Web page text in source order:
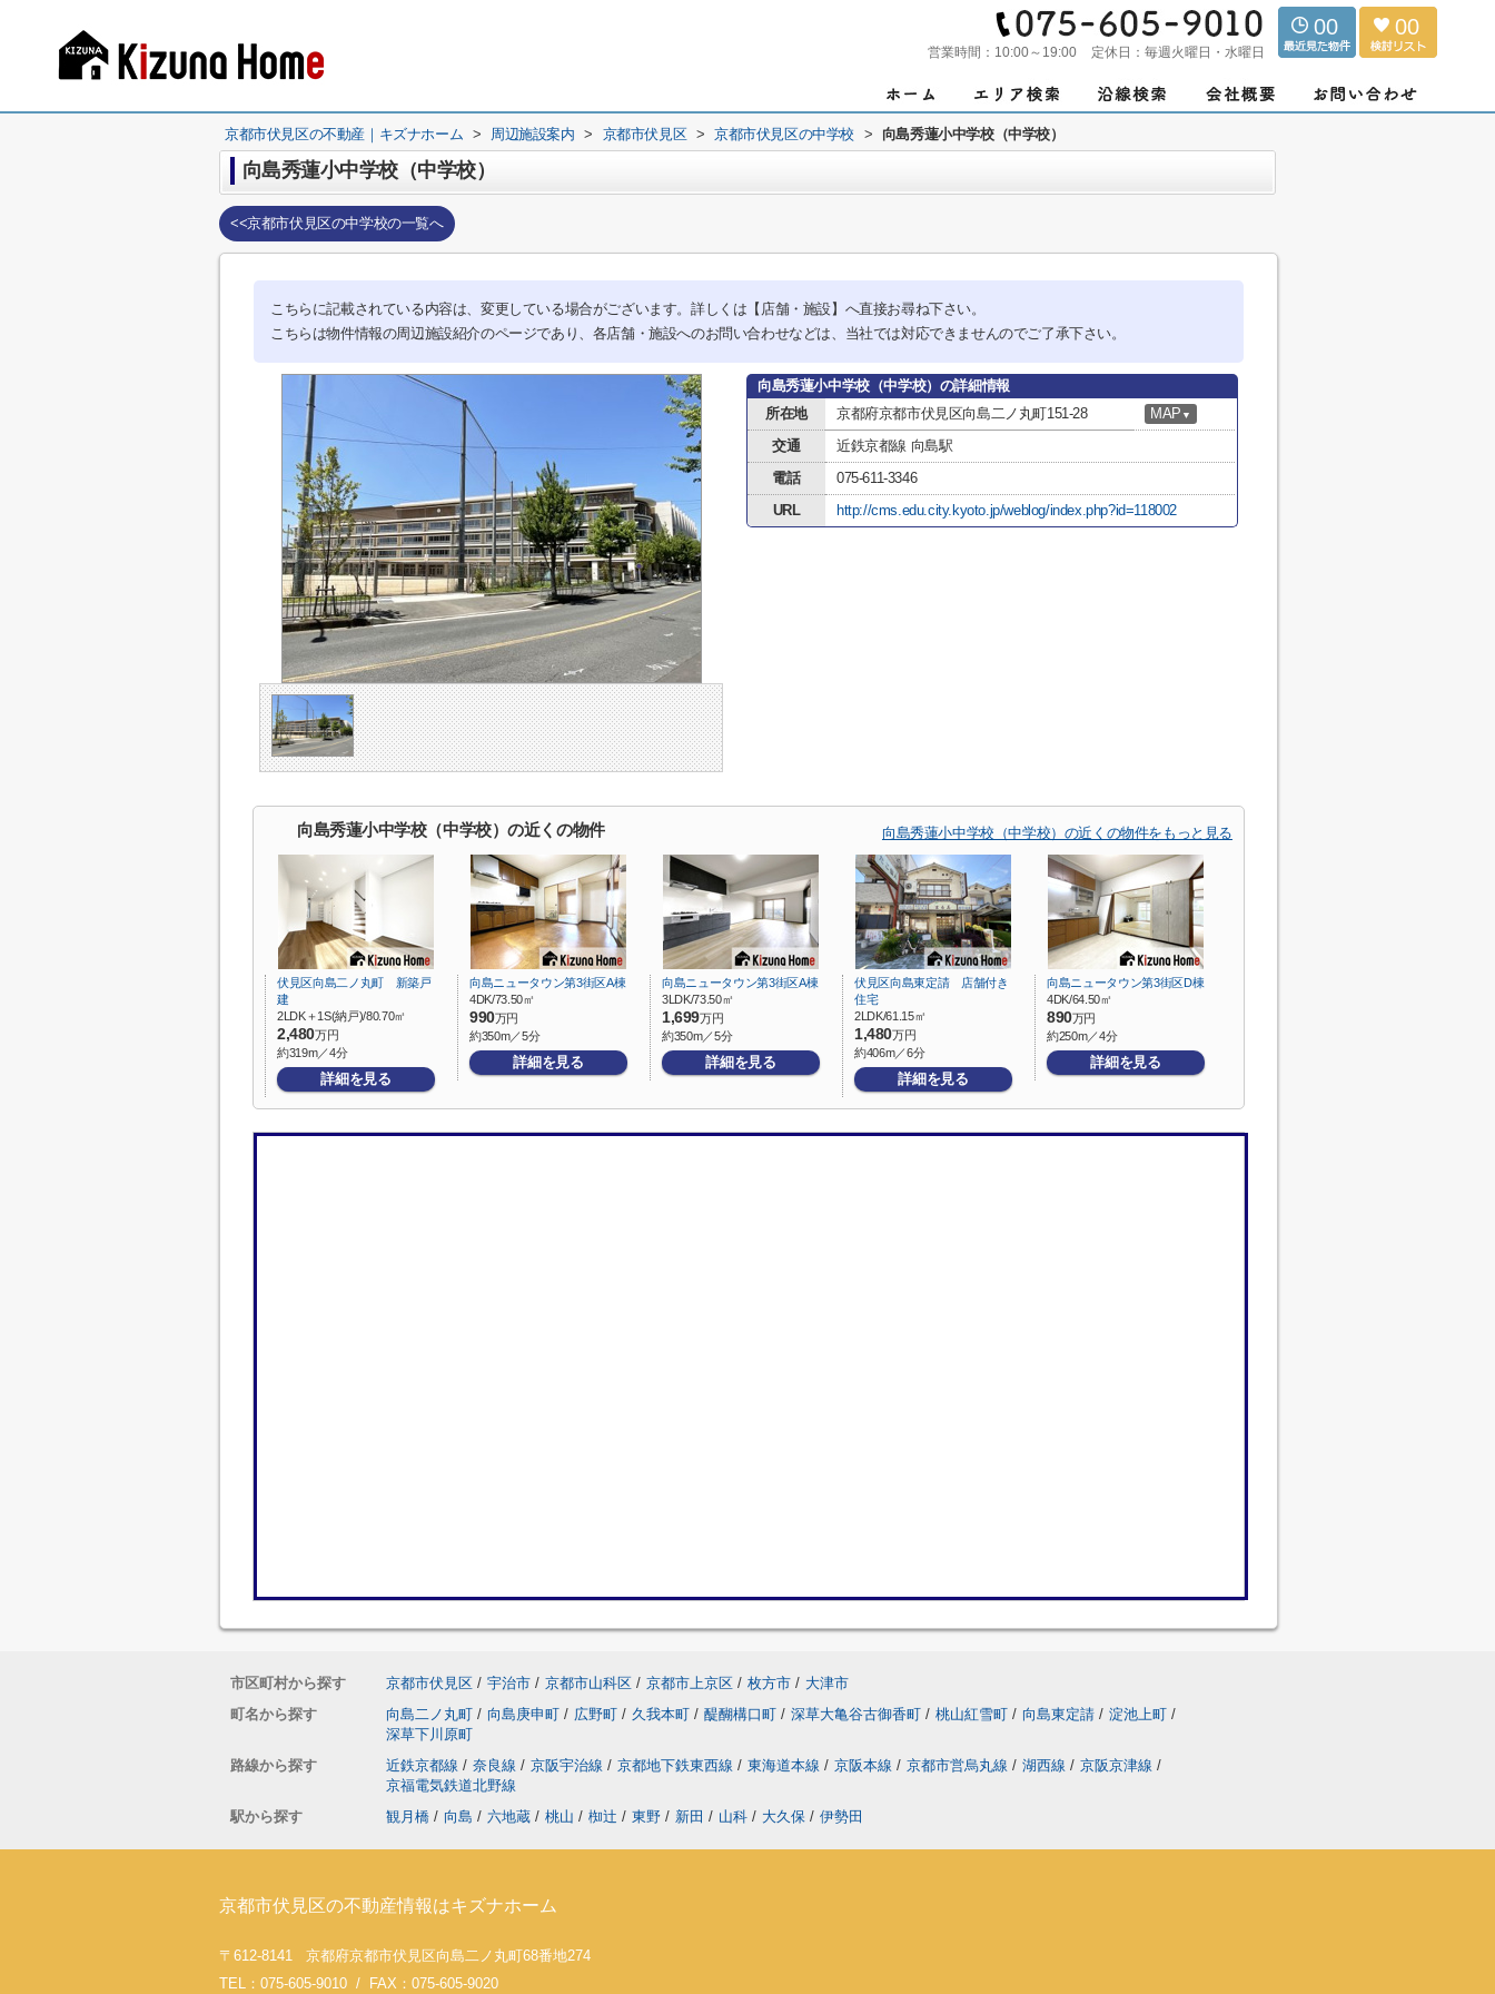
営業時間： 10:00～19:00 定休日： 毎週火曜日・水曜日
00 00
京都市伏見区の不動産｜キズナホーム > 周辺施設案内 > 京都市伏見区 > 京都市伏見区の中学校 > 向島秀蓮小中学校（中学校）
向島秀蓮小中学校（中学校）
<<京都市伏見区の中学校の一覧へ
こちらに記載されている内容は、変更している場合がございます。詳しくは【店舗・施設】へ直接お尋ね下さい。
こちらは物件情報の周辺施設紹介のページであり、各店舗・施設へのお問い合わせなどは、当社では対応できませんのでご了承下さい。
向島秀蓮小中学校（中学校）の詳細情報
所在地
京都府京都市伏見区向島二ノ丸町151-28 MAP ▼
交通
近鉄京都線 向島駅
電話
075-611-3346
URL
http://cms.edu.city.kyoto.jp/weblog/index.php?id=118002
向島秀蓮小中学校（中学校）の近くの物件 向島秀蓮小中学校（中学校）の近くの物件をもっと見る
伏見区向島二ノ丸町 新築戸
建
2LDK＋1S(納戸)/80.70㎡
2,480万円
約319m／4分
詳細を見る
向島ニュータウン第3街区A棟
4DK/73.50㎡
990万円
約350m／5分
詳細を見る
向島ニュータウン第3街区A棟
3LDK/73.50㎡
1,699万円
約350m／5分
詳細を見る
伏見区向島東定請 店舗付き
住宅
2LDK/61.15㎡
1,480万円
約406m／6分
詳細を見る
向島ニュータウン第3街区D棟
4DK/64.50㎡
890万円
約250m／4分
詳細を見る
市区町村から探す 京都市伏見区 / 宇治市 / 京都市山科区 / 京都市上京区 / 枚方市 / 大津市
町名から探す
向島二ノ丸町 / 向島庚申町 / 広野町 / 久我本町 / 醍醐構口町 / 深草大亀谷古御香町 / 桃山紅雪町 / 向島東定請 / 淀池上町 /
深草下川原町
路線から探す
近鉄京都線 / 奈良線 / 京阪宇治線 / 京都地下鉄東西線 / 東海道本線 / 京阪本線 / 京都市営烏丸線 / 湖西線 / 京阪京津線 /
京福電気鉄道北野線
駅から探す
観月橋 / 向島 / 六地蔵 / 桃山 / 椥辻 / 東野 / 新田 / 山科 / 大久保 / 伊勢田
京都市伏見区の不動産情報はキズナホーム
〒612-8141 京都府京都市伏見区向島二ノ丸町68番地274
TEL：075-605-9010 / FAX：075-605-9020